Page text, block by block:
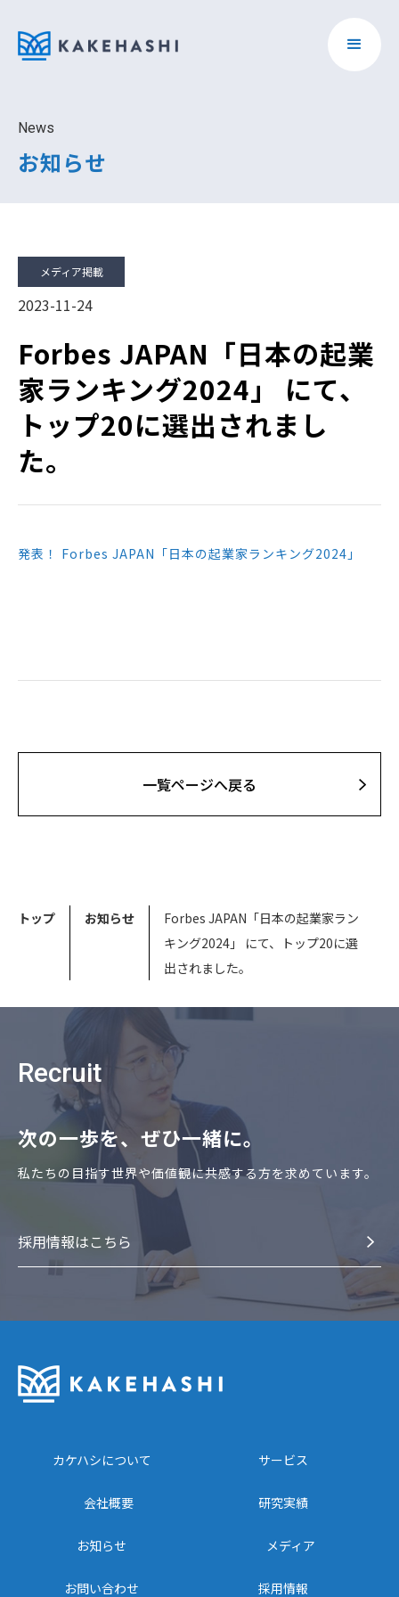
News
お知らせ
メディア掲載
2023-11-24
Forbes JAPAN「日本の起業
家ランキング2024」 にて、
トップ20に選出されまし
た。
発表！ Forbes JAPAN「日本の起業家ランキング2024」
⼀覧ページへ戻る
トップ お知らせ
Forbes JAPAN「日本の起業家ラン
キング2024」 にて、トップ20に選
出されました。
Recruit
次の⼀歩を、ぜひ⼀緒に。
私たちの⽬指す世界や価値観に共感する⽅を求めています。
採⽤情報はこちら
カケハシについて サービス
会社概要 研究実績
お知らせ メディア
お問い合わせ 採用情報